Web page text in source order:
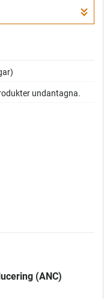
undantagna.
(ANC)